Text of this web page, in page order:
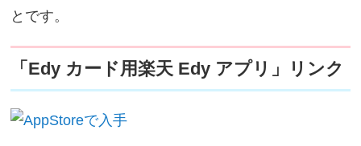
とです。
「Edy カード用楽天 Edy アプリ」リンク